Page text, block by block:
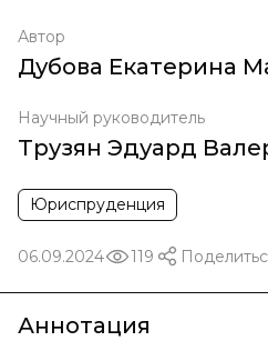
Автор
Дубова Екатерина
Научный руководитель
Трузян Эдуард
Юриспруденция
06.09.2024 119
Аннотация